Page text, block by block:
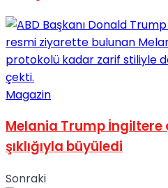
Magazin
Melania Trump İngiltere
şıklığıyla büyüledi
Sonraki